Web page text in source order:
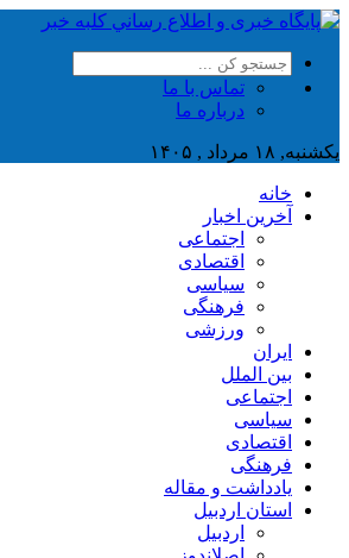
تماس با ما
درباره ما
یکشنبه, ۱۸ مرداد , ۱۴۰۵
خانه
آخرین اخبار
اجتماعی
اقتصادی
سیاسی
فرهنگی
ورزشی
ایران
بین الملل
اجتماعی
سیاسی
اقتصادی
فرهنگی
یادداشت و مقاله
استان اردبیل
اردبیل